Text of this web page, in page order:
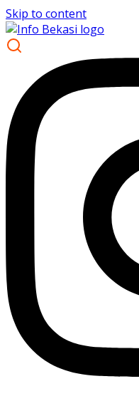
Skip to content